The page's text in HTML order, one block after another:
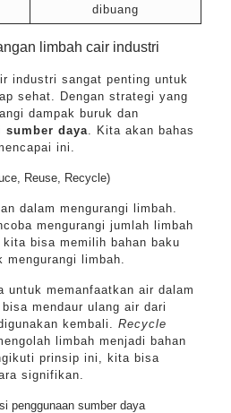
dibuang
limbah cair industri
industri sangat penting untuk
sehat. Dengan strategi yang
dampak buruk dan
sumber daya. Kita akan bahas
ini.
Reuse, Recycle)
dalam mengurangi limbah.
mengurangi jumlah limbah
bisa memilih bahan baku
limbah.
untuk memanfaatkan air dalam
mendaur ulang air dari
kembali. Recycle
limbah menjadi bahan
prinsip ini, kita bisa
signifikan.
penggunaan sumber daya